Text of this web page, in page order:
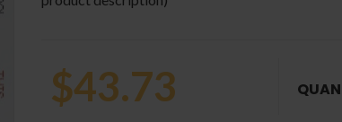
$43.73